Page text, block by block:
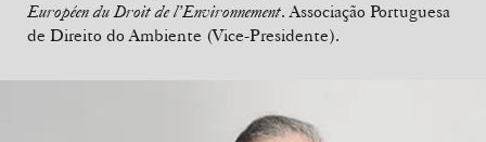
Européen du Droit de l’Environnement. Associação Portuguesa
de Direito do Ambiente (Vice-Presidente).